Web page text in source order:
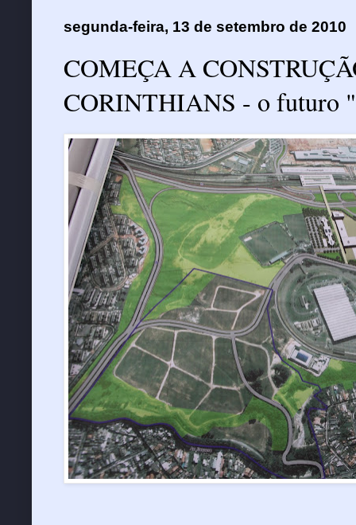
segunda-feira, 13 de setembro de 2010
COMEÇA A
CORINTHIANS - o futuro